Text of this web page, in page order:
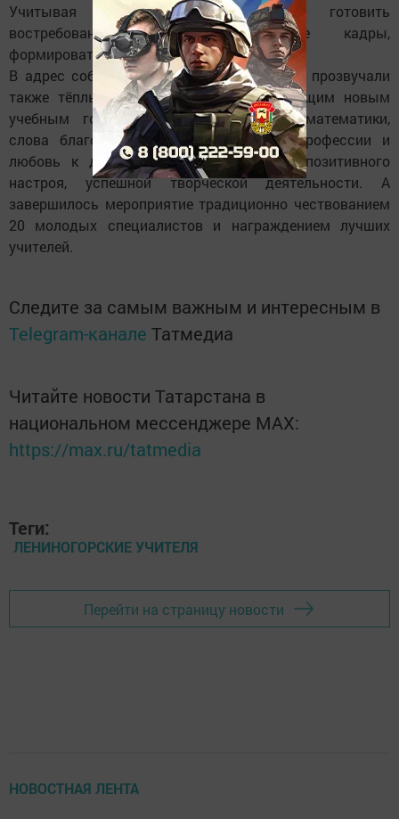
Учитывая запросы общества, готовить
востребованные, конкурентоспособные кадры,
формировать человека труда.
В адрес собравшихся в зале в этот день прозвучали
также тёплые поздравления с наступающим новым
учебным годом, объявленным Годом математики,
слова благодарности за преданность профессии и
любовь к детям, пожелания здоровья, позитивного
настроя, успешной творческой деятельности. А
завершилось мероприятие традиционно чествованием
20 молодых специалистов и награждением лучших
учителей.
Следите за самым важным и интересным в
Telegram-канале Татмедиа
Читайте новости Татарстана в
национальном мессенджере MАХ:
https://max.ru/tatmedia
Теги:
ЛЕНИНОГОРСКИЕ УЧИТЕЛЯ
Перейти на страницу новости
НОВОСТНАЯ ЛЕНТА